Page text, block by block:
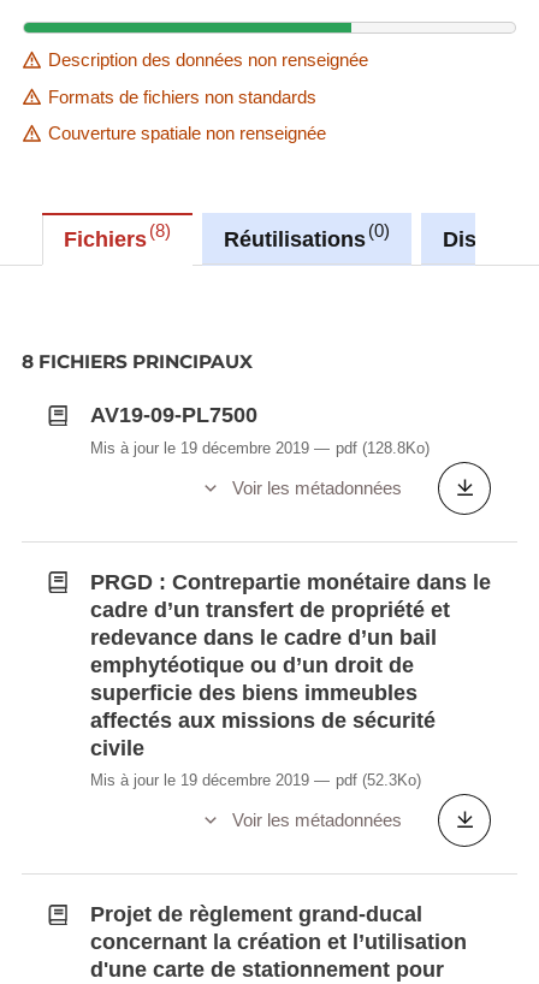
Description des données non renseignée
Formats de fichiers non standards
Couverture spatiale non renseignée
Fichiers 8 Réutilisations 0
8 FICHIERS PRINCIPAUX
AV19-09-PL7500
Mis à jour le 19 décembre 2019 pdf (128.8Ko)
Voir les métadonnées
PRGD : Contrepartie monétaire dans le
cadre d’un transfert de propriété et
redevance dans le cadre d’un bail
emphytéotique ou d’un droit de
superficie des biens immeubles
affectés aux missions de sécurité
civile
Mis à jour le 19 décembre 2019 pdf (52.3Ko)
Voir les métadonnées
Projet de règlement grand-ducal
concernant la création et l’utilisation
d'une carte de stationnement pour